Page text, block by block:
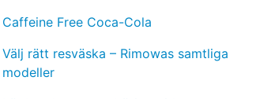
Caffeine Free Coca-Cola
Välj rätt resväska – Rimowas samtliga
modeller